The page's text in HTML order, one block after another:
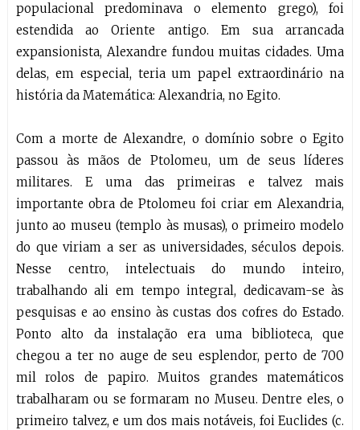
populacional predominava o elemento grego), foi
estendida ao Oriente antigo. Em sua arrancada
expansionista, Alexandre fundou muitas cidades. Uma
delas, em especial, teria um papel extraordinário na
história da Matemática: Alexandria, no Egito.
Com a morte de Alexandre, o domínio sobre o Egito
passou às mãos de Ptolomeu, um de seus líderes
militares. E uma das primeiras e talvez mais
importante obra de Ptolomeu foi criar em Alexandria,
junto ao museu (templo às musas), o primeiro modelo
do que viriam a ser as universidades, séculos depois.
Nesse centro, intelectuais do mundo inteiro,
trabalhando ali em tempo integral, dedicavam-se às
pesquisas e ao ensino às custas dos cofres do Estado.
Ponto alto da instalação era uma biblioteca, que
chegou a ter no auge de seu esplendor, perto de 700
mil rolos de papiro. Muitos grandes matemáticos
trabalharam ou se formaram no Museu. Dentre eles, o
primeiro talvez, e um dos mais notáveis, foi Euclides (c.